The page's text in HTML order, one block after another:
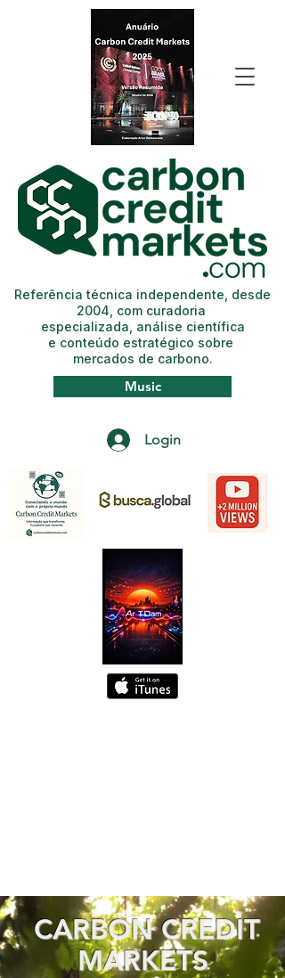
Login
Music
Referência técnica independente, desde
2004, com curadoria
especializada, análise científica
e conteúdo estratégico sobre
mercados de carbono.
CARBON CREDIT
MARKETS